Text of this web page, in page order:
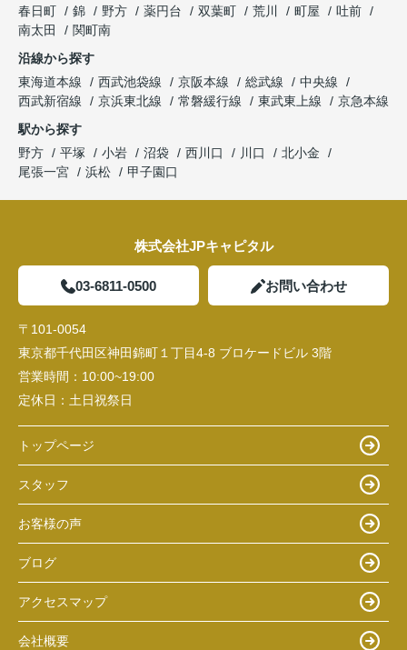
春日町
錦 野方 薬円台 双葉町 荒川 町屋
吐前
南太田
関町南
沿線から探す
東海道本線
西武池袋線 京阪本線 総武線
中央線
西武新宿線
京浜東北線 常磐緩行線 東武東上線
京急本線
駅から探す
野方
平塚 小岩 沼袋 西川口 川口
北小金
尾張一宮
浜松 甲子園口
株式会社JPキャピタル
03-6811-0500 お問い合わせ
〒101-0054
東京都千代田区神田錦町１丁目4-8 ブロケードビル 3階
営業時間： 10:00~19:00
定休日： 土日祝祭日
トップページ
スタッフ
お客様の声
ブログ
アクセスマップ
会社概要